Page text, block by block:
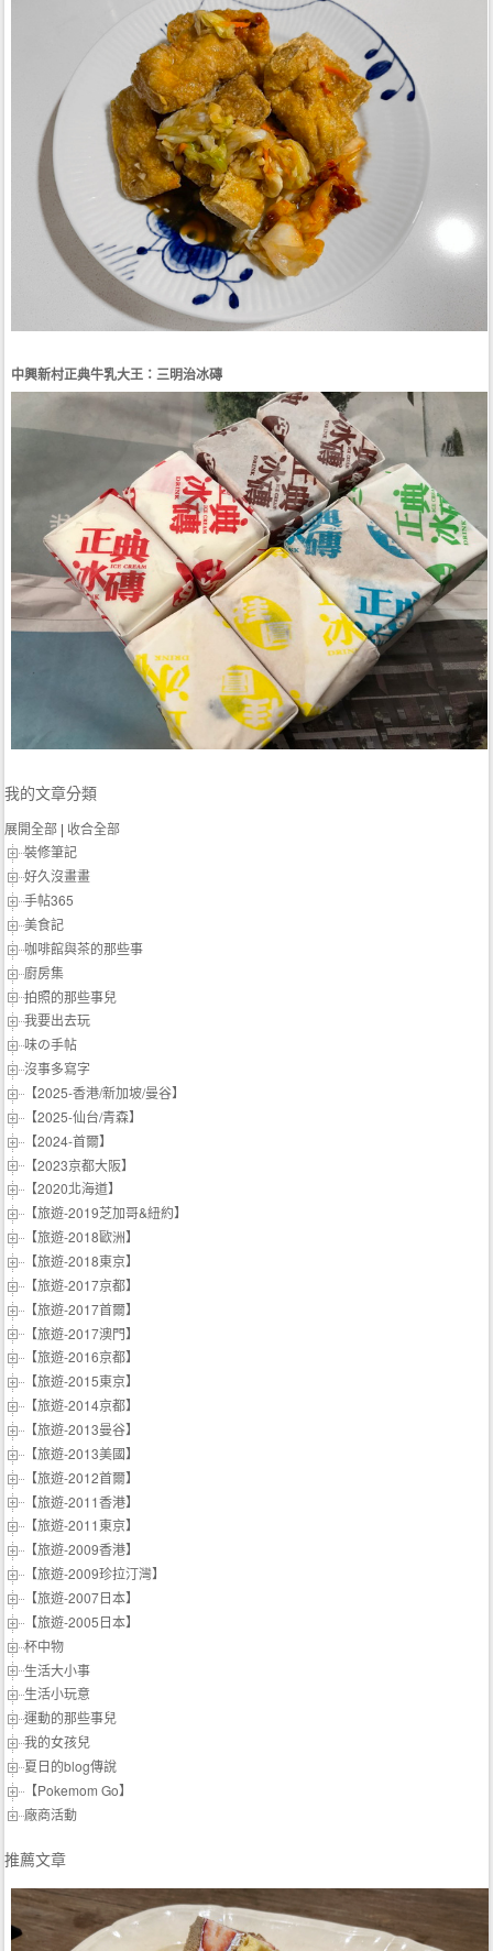
中興新村正典牛乳大王：三明治冰磚
我的文章分類
展開全部 | 收合全部
裝修筆記
好久沒畫畫
手帖365
美食記
咖啡館與茶的那些事
廚房集
拍照的那些事兒
我要出去玩
味の手帖‬
沒事多寫字
【2025-香港/新加坡/曼谷】
【2025-仙台/青森】
【2024-首爾】
【2023京都大阪】
【2020北海道】
【旅遊-2019芝加哥&紐約】
【旅遊-2018歐洲】
【旅遊-2018東京】
【旅遊-2017京都】
【旅遊-2017首爾】
【旅遊-2017澳門】
【旅遊-2016京都】
【旅遊-2015東京】
【旅遊-2014京都】
【旅遊-2013曼谷】
【旅遊-2013美國】
【旅遊-2012首爾】
【旅遊-2011香港】
【旅遊-2011東京】
【旅遊-2009香港】
【旅遊-2009珍拉汀灣】
【旅遊-2007日本】
【旅遊-2005日本】
杯中物
生活大小事
生活小玩意
運動的那些事兒
我的女孩兒
夏日的blog傳說
【Pokemom Go】
廠商活動
推薦文章